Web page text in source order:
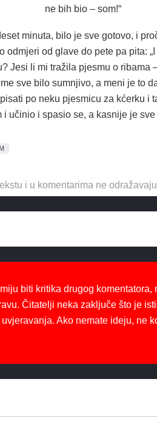
ne bih bio – som!“
minuta, bilo je sve gotovo, i
odmjeri od glave do pete pa pita:
Jesi li mi tražila pjesmu o ribama
sve bilo sumnjivo, a meni je to
po neku pjesmicu za kćerku i
i učinio i spasio se, a kasnije je
i u komentarima ne
biti kritika drugog komentatora,
Čitatelji neka zaključe što je
Ako nemate ideju, ne